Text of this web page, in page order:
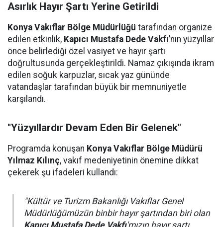
Asırlık Hayır Şartı Yerine Getirildi
Konya Vakıflar Bölge Müdürlüğü tarafından organize
edilen etkinlik, Kapıcı Mustafa Dede Vakfı’nın yüzyıllar
önce belirlediği özel vasiyet ve hayır şartı
doğrultusunda gerçekleştirildi. Namaz çıkışında ikram
edilen soğuk karpuzlar, sıcak yaz gününde
vatandaşlar tarafından büyük bir memnuniyetle
karşılandı.
"Yüzyıllardır Devam Eden Bir Gelenek"
Programda konuşan Konya Vakıflar Bölge Müdürü
Yılmaz Kılınç, vakıf medeniyetinin önemine dikkat
çekerek şu ifadeleri kullandı:
"Kültür ve Turizm Bakanlığı Vakıflar Genel
Müdürlüğümüzün binbir hayır şartından biri olan
Kapıcı Mustafa Dede Vakfı'mızın hayır şartı